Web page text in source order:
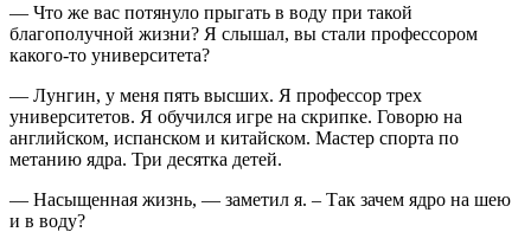
— Что же вас потянуло прыгать в воду при такой
благополучной жизни? Я слышал, вы стали профессором
какого-то университета?
— Лунгин, у меня пять высших. Я профессор трех
университетов. Я обучился игре на скрипке. Говорю на
английском, испанском и китайском. Мастер спорта по
метанию ядра. Три десятка детей.
— Насыщенная жизнь, — заметил я. – Так зачем ядро на шею
и в воду?